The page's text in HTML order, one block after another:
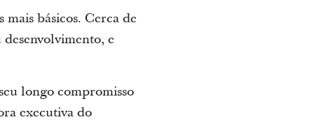
básicos. Cerca de
e
longo compromisso
executiva do